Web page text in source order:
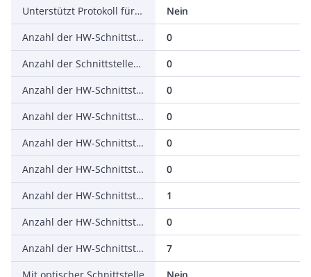
Unterstützt Protokoll für sonstige Bussysteme
Nein
Anzahl der HW-Schnittstellen Industrial Ethernet
0
Anzahl der Schnittstellen PROFINET
0
Anzahl der HW-Schnittstellen seriell RS-232
0
Anzahl der HW-Schnittstellen seriell RS-422
0
Anzahl der HW-Schnittstellen seriell RS-485
0
Anzahl der HW-Schnittstellen seriell TTY
0
Anzahl der HW-Schnittstellen USB
1
Anzahl der HW-Schnittstellen parallel
0
Anzahl der HW-Schnittstellen sonstige
7